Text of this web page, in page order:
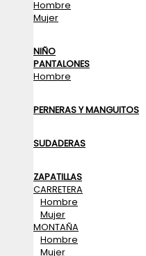
Hombre
Mujer
NIÑO
PANTALONES
Hombre
PERNERAS Y MANGUITOS
SUDADERAS
ZAPATILLAS
CARRETERA
Hombre
Mujer
MONTAÑA
Hombre
Mujer